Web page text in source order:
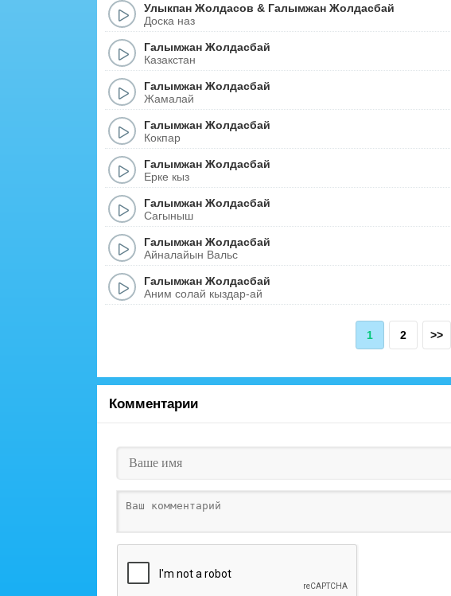
Улыкпан Жолдасов & Галымжан Жолдасбай
Доска наз
Галымжан Жолдасбай
Казакстан
Галымжан Жолдасбай
Жамалай
Галымжан Жолдасбай
Кокпар
Галымжан Жолдасбай
Ерке кыз
Галымжан Жолдасбай
Сагыныш
Галымжан Жолдасбай
Айналайын Вальс
Галымжан Жолдасбай
Аним солай кыздар-ай
1 2 >>
Комментарии